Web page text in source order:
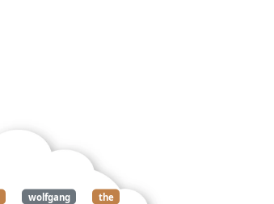
wolfgang the